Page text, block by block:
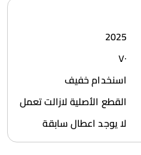
2025
٧٠
اسنخدام خفيف
القطع الأصلية لازالت تعمل
لا يوجد اعطال سابقة